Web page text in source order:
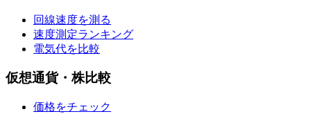
回線速度を測る
速度測定ランキング
電気代を比較
仮想通貨・株比較
価格をチェック